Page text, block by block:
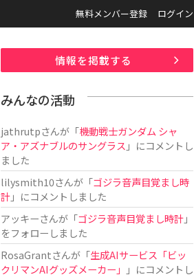
無料メンバー登録 ログイン
情報を掲載する
みんなの活動
jathrutpさんが「機動戦士ガンダム シャ
ア・アズナブルのサングラス 」にコメントし
ました
lilysmith10さんが「ゴジラ音声目覚まし時
計」にコメントしました
アッキーさんが「ゴジラ音声目覚まし時計」
をフォローしました
RosaGrantさんが「生成AIサービス「ビッ
クリマンAIグッズメーカー」
」にコメントし